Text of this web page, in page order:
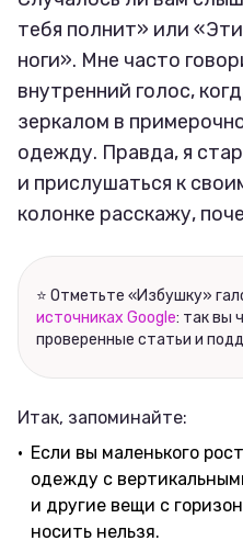
тебя полнит» или
ноги». Мне часто
внутренний голос,
зеркалом в
одежду. Правда, я
и прислушаться к
колонке расскажу,
⭐ Отметьте «Избушку»
источниках Google: так вы
проверенные статьи и
Итак, запоминайте:
Если вы маленького
одежду с
и другие вещи с
носить нельзя.